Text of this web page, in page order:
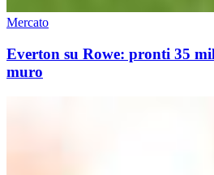
Mercato
Everton su Rowe: pronti 35
muro